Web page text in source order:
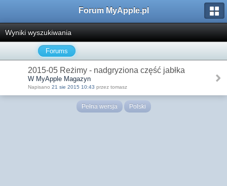
Forum MyApple.pl
Wyniki wyszukiwania
Forums
2015-05 Reżimy - nadgryziona część jabłka
W MyApple Magazyn
Napisano 21 sie 2015 10:43 przez tomasz
Pełna wersja Polski